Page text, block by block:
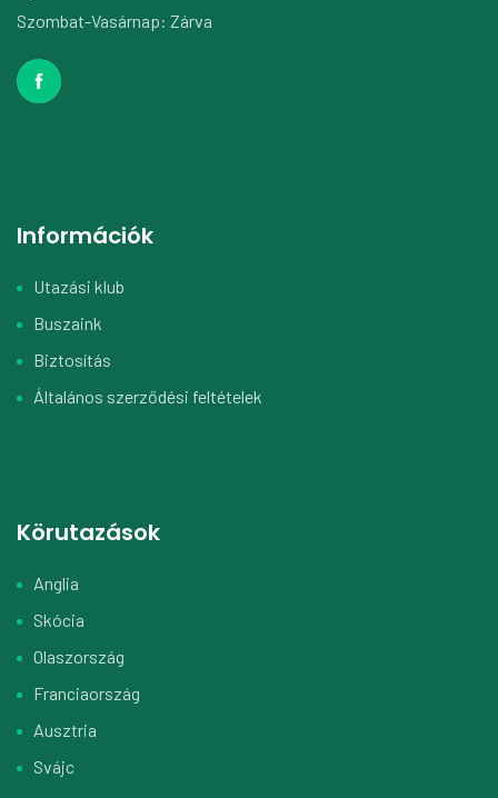
Szombat-Vasárnap: Zárva
Információk
Utazási klub
Buszaink
Biztosítás
Általános szerződési feltételek
Körutazások
Anglia
Skócia
Olaszország
Franciaország
Ausztria
Svájc